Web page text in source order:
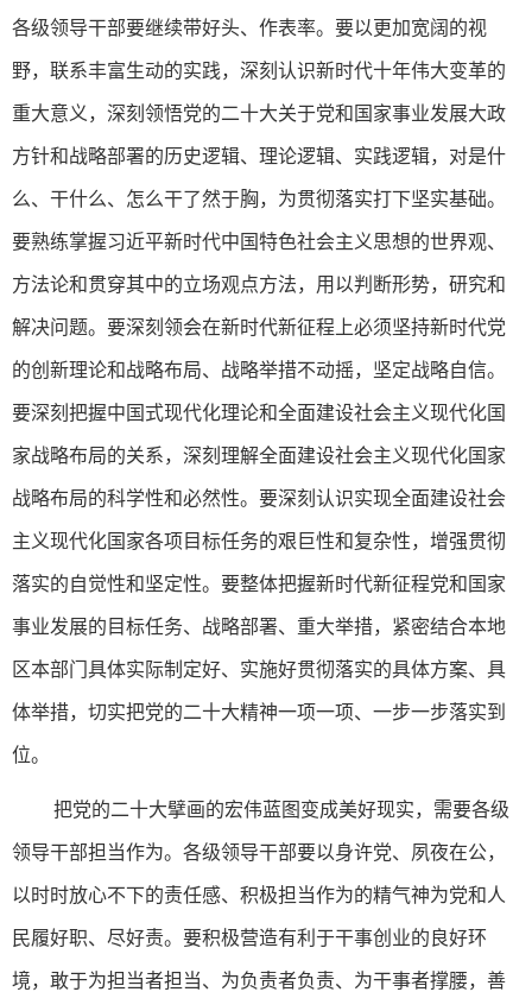
各级领导干部要继续带好头、作表率。要以更加宽阔的视
野，联系丰富生动的实践，深刻认识新时代十年伟大变革的
重大意义，深刻领悟党的二十大关于党和国家事业发展大政
方针和战略部署的历史逻辑、理论逻辑、实践逻辑，对是什
么、干什么、怎么干了然于胸，为贯彻落实打下坚实基础。
要熟练掌握习近平新时代中国特色社会主义思想的世界观、
方法论和贯穿其中的立场观点方法，用以判断形势，研究和
解决问题。要深刻领会在新时代新征程上必须坚持新时代党
的创新理论和战略布局、战略举措不动摇，坚定战略自信。
要深刻把握中国式现代化理论和全面建设社会主义现代化国
家战略布局的关系，深刻理解全面建设社会主义现代化国家
战略布局的科学性和必然性。要深刻认识实现全面建设社会
主义现代化国家各项目标任务的艰巨性和复杂性，增强贯彻
落实的自觉性和坚定性。要整体把握新时代新征程党和国家
事业发展的目标任务、战略部署、重大举措，紧密结合本地
区本部门具体实际制定好、实施好贯彻落实的具体方案、具
体举措，切实把党的二十大精神一项一项、一步一步落实到
位。
把党的二十大擘画的宏伟蓝图变成美好现实，需要各级
领导干部担当作为。各级领导干部要以身许党、夙夜在公，
以时时放心不下的责任感、积极担当作为的精气神为党和人
民履好职、尽好责。要积极营造有利于干事创业的良好环
境，敢于为担当者担当、为负责者负责、为干事者撑腰，善